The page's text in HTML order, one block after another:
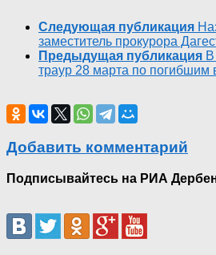
Следующая публикация
заместитель прокурора
Предыдущая публикация
траур 28 марта по погибшим
Добавить комментарий
Подписывайтесь на РИА